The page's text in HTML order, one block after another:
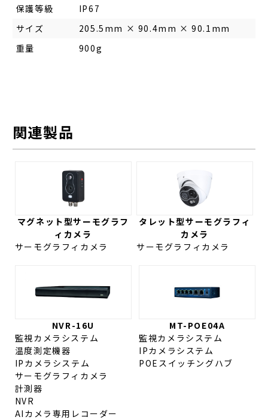
保護等級
IP67
サイズ
205.5mm × 90.4mm × 90.1mm
重量
900g
関連製品
マグネット型サーモグラフ
ィカメラ
サーモグラフィカメラ
タレット型サーモグラフィ
カメラ
サーモグラフィカメラ
NVR-16U
監視カメラシステム
温度測定機器
IPカメラシステム
サーモグラフィカメラ
計測器
NVR
AIカメラ専用レコーダー
MT-POE04A
監視カメラシステム
IPカメラシステム
POEスイッチングハブ